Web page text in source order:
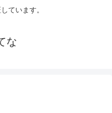
ています。
な